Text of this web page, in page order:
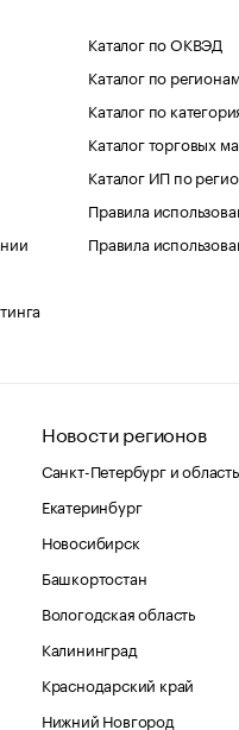
Каталог по ОКВЭД
Каталог по регионам
Каталог по
Каталог торговых
Каталог ИП по
Правила
Правила
Новости регионов
Санкт-Петербург и область
Екатеринбург
Новосибирск
Башкортостан
Вологодская область
Калининград
Краснодарский край
Нижний Новгород